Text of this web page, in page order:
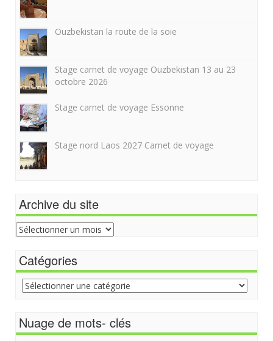
Ouzbekistan la route de la soie
Stage carnet de voyage Ouzbekistan 13 au 23
octobre 2026
Stage carnet de voyage Essonne
Stage nord Laos 2027 Carnet de voyage
Archive du site
Archive
du
Catégories
Catégories
Nuage de mots- clés